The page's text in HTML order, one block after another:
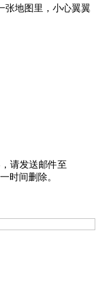
张地图里，小心翼翼
请发送邮件至
时间删除。